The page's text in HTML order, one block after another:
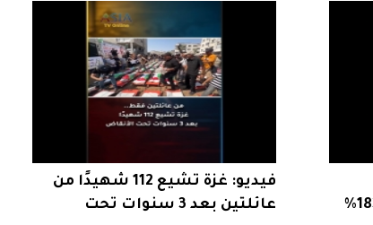
المساجد الأمريكية بنسبة 183%
فيديو: غزة تشيع 112 شهيدًا من
عائلتين بعد 3 سنوات تحت